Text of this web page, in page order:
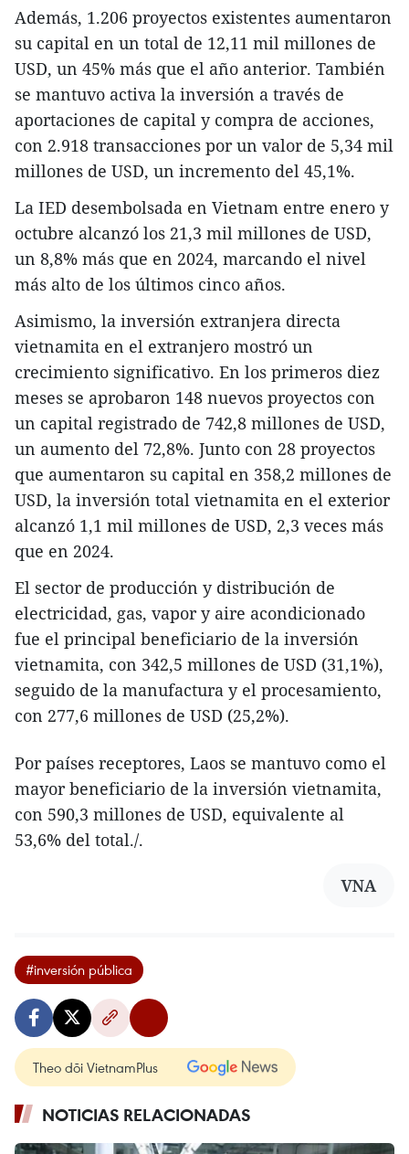
Además, 1.206 proyectos existentes aumentaron
su capital en un total de 12,11 mil millones de
USD, un 45% más que el año anterior. También
se mantuvo activa la inversión a través de
aportaciones de capital y compra de acciones,
con 2.918 transacciones por un valor de 5,34 mil
millones de USD, un incremento del 45,1%.
La IED desembolsada en Vietnam entre enero y
octubre alcanzó los 21,3 mil millones de USD,
un 8,8% más que en 2024, marcando el nivel
más alto de los últimos cinco años.
Asimismo, la inversión extranjera directa
vietnamita en el extranjero mostró un
crecimiento significativo. En los primeros diez
meses se aprobaron 148 nuevos proyectos con
un capital registrado de 742,8 millones de USD,
un aumento del 72,8%. Junto con 28 proyectos
que aumentaron su capital en 358,2 millones de
USD, la inversión total vietnamita en el exterior
alcanzó 1,1 mil millones de USD, 2,3 veces más
que en 2024.
El sector de producción y distribución de
electricidad, gas, vapor y aire acondicionado
fue el principal beneficiario de la inversión
vietnamita, con 342,5 millones de USD (31,1%),
seguido de la manufactura y el procesamiento,
con 277,6 millones de USD (25,2%).
Por países receptores, Laos se mantuvo como el
mayor beneficiario de la inversión vietnamita,
con 590,3 millones de USD, equivalente al
53,6% del total./.
VNA
#inversión pública
Theo dõi VietnamPlus
NOTICIAS RELACIONADAS